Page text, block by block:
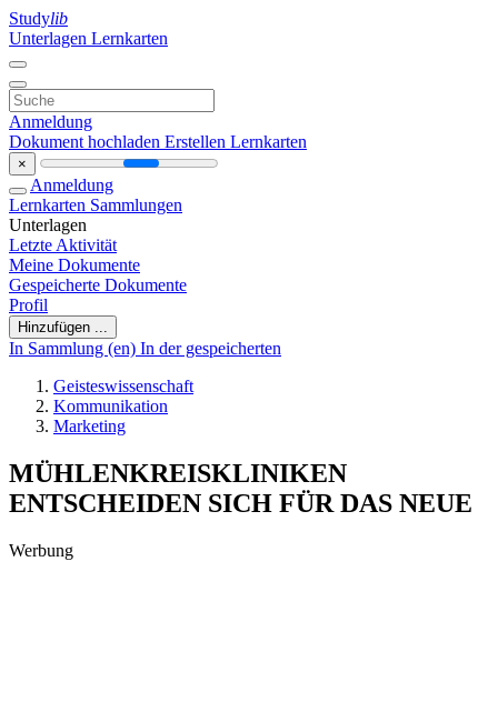
Studylib
Unterlagen Lernkarten
Anmeldung
Dokument hochladen Erstellen Lernkarten
×
Anmeldung
Lernkarten Sammlungen
Unterlagen
Letzte Aktivität
Meine Dokumente
Gespeicherte Dokumente
Profil
Hinzufügen ...
In Sammlung (en) In der gespeicherten
Geisteswissenschaft
Kommunikation
Marketing
MÜHLENKREISKLINIKEN
ENTSCHEIDEN SICH FÜR DAS NEUE
Werbung